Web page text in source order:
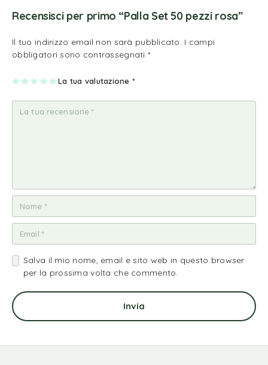
Recensisci per primo “Palla Set 50 pezzi rosa”
Il tuo indirizzo email non sarà pubblicato. I campi
obbligatori sono contrassegnati *
La tua valutazione *
1
a
2
e
su
5
3
e
su
5
4
e
su
5
5
e
su
5
Salva il mio nome, email e sito web in questo browser
per la prossima volta che commento.